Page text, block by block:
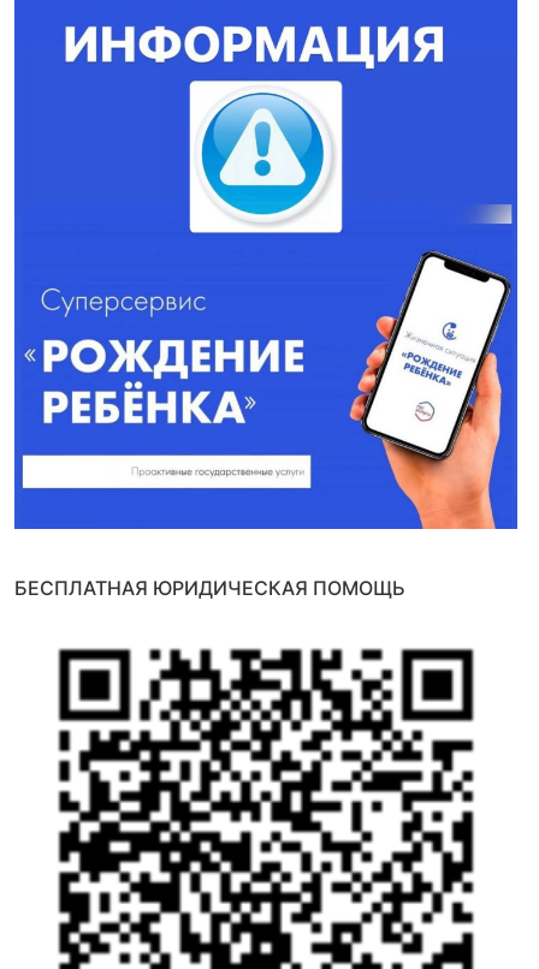
БЕСПЛАТНАЯ ЮРИДИЧЕСКАЯ ПОМОЩЬ